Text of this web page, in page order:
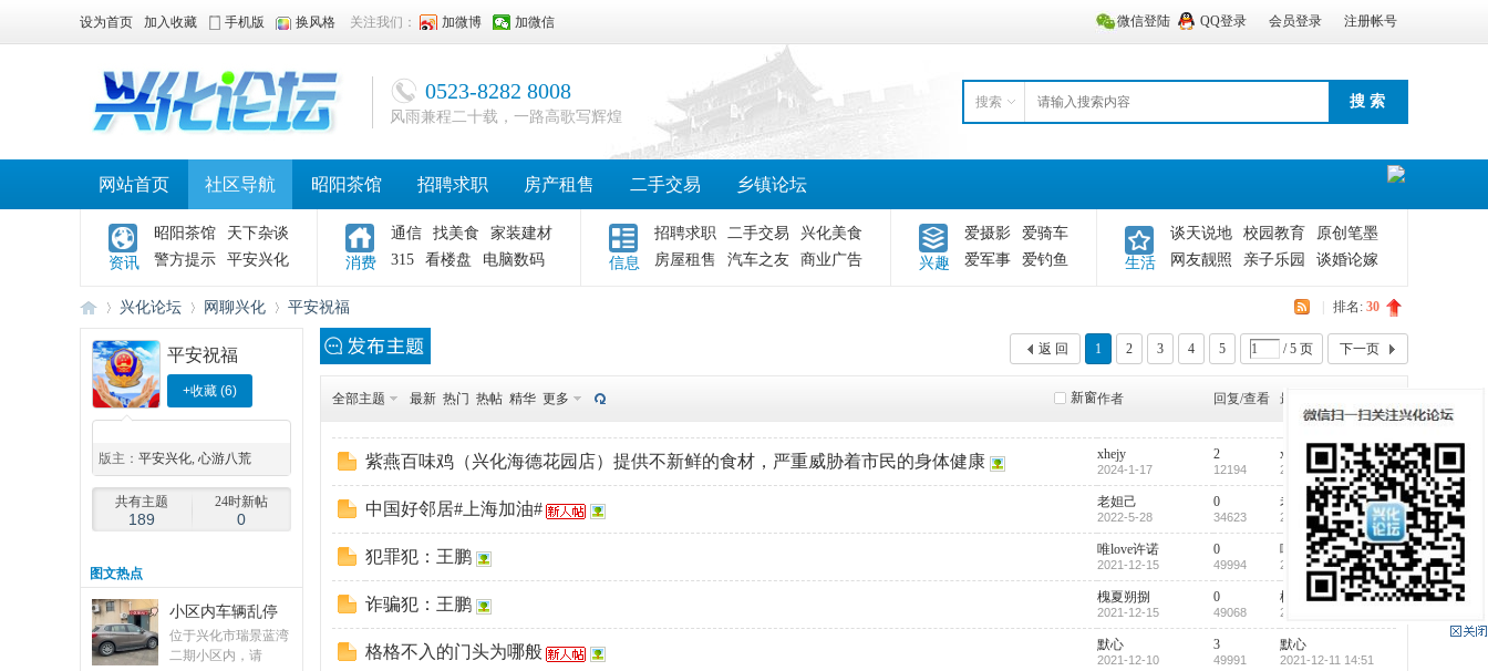
微信登陆 QQ登录 会员登录 注册帐号
设为首页 加入收藏 手机版 换风格 关注我们： 加微博 加微信
0523-8282 8008
风雨兼程二十载，一路高歌写辉煌
搜索 搜 索
网站首页 社区导航 昭阳茶馆 招聘求职 房产租售 二手交易 乡镇论坛
资讯
昭阳茶馆
天下杂谈
警方提示
平安兴化 消费
通信 找美食
家装建材
315
看楼盘 电脑数码 信息
招聘求职 二手交易
兴化美食
房屋租售
汽车之友 商业广告 兴趣
爱摄影
爱骑车
爱军事
爱钓鱼 生活
谈天说地 校园教育
原创笔墨
网友靓照
亲子乐园 谈婚论嫁
兴 »
兴化论坛 网聊兴化 平安祝福 排名: 30
平安祝福
+收藏 (6)
版主： 平安兴化, 心游八荒
◆
◆
共有主题
189
24时新帖
0
图文热点
小区内车辆乱停
位于兴化市瑞景蓝湾
二期小区内，请
1 2 3 4 5 / 5 页 下一页
返 回
新窗
全部主题 最新 热门 热帖 精华 更多 作者 回复/查看 最后发表
紫燕百味鸡（兴化海德花园店）提供不新鲜的食材，严重威胁着市民的身体健康 xhejy
2024-1-17
2
12194
xhejy
2024-1-17 09:19
中国好邻居#上海加油# 老妲己
2022-5-28
0
34623
老妲己
2022-5-28 10:14
犯罪犯：王鹏 唯love许诺
2021-12-15
0
49994
唯love许诺
2021-12-15 19:09
诈骗犯：王鹏 槐夏朔捌
2021-12-15
0
49068
槐夏朔捌
2021-12-15 19:00
格格不入的门头为哪般 默心
2021-12-10
3
49991
默心
2021-12-11 14:51